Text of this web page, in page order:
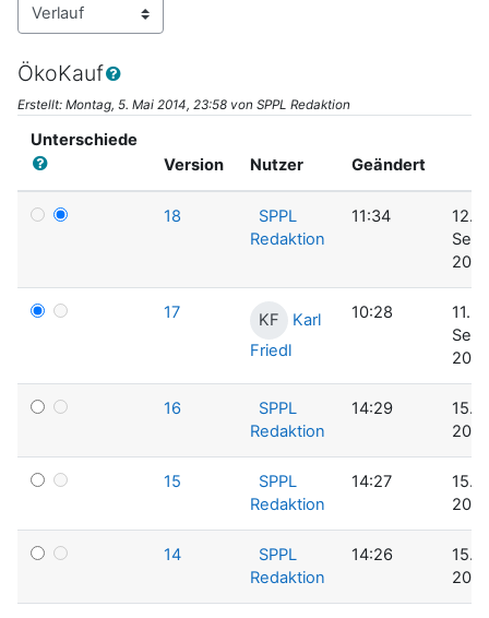
ÖkoKauf
Erstellt: Montag, 5. Mai 2014, 23:58 von SPPL Redaktion
Unterschiede
Version
Nutzer Geändert
18
SPPL
Redaktion
11:34
12.
2014
17 KF
Karl
Friedl
10:28
11.
2014
16
SPPL
Redaktion
14:29
15.
2014
15
SPPL
Redaktion
14:27
15.
2014
14
SPPL
Redaktion
14:26
15.
2014